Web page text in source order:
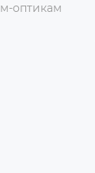
оптикам